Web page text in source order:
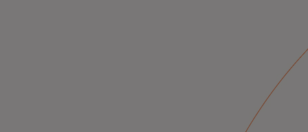
より安全でスマートなデジタル経済